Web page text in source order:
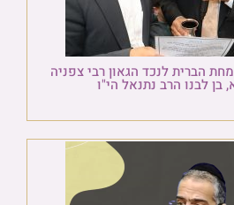
הברית לנכד הגאון רבי צפניה
בן לבנו הרב נתנאל הי"ו